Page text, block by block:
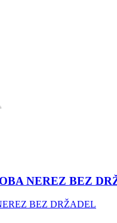
NEREZ BEZ
BEZ DRŽADEL